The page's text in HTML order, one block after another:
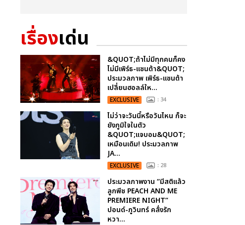
เรื่องเด่น
&QUOT;ถ้าไม่มีทุกคนก็คง
ไม่มีเพิร์ธ-แซนต้า&QUOT;
ประมวลภาพ เพิร์ธ-แซนต้า
เปลี่ยนฮอลล์ให...
EXCLUSIVE : 34
ไม่ว่าจะวันนี้หรือวันไหน ก็จะ
ยังภูมิใจในตัว
&QUOT;แจบอม&QUOT;
เหมือนเดิม! ประมวลภาพ
JA...
EXCLUSIVE : 28
ประมวลภาพงาน “มีสติแล้ว
ลูกพีช PEACH AND ME
PREMIERE NIGHT”
ปอนด์-ภูวินทร์ คลั่งรัก
หวา...